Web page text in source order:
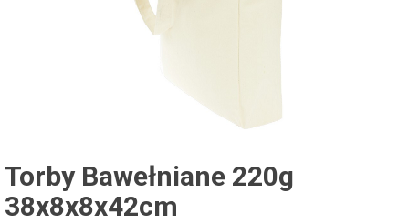
Torby Bawełniane 220g
38x8x8x42cm